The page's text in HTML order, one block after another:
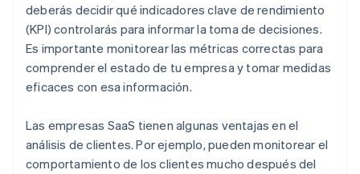
deberás decidir qué indicadores clave de rendimiento
(KPI) controlarás para informar la toma de decisiones.
Es importante monitorear las métricas correctas para
comprender el estado de tu empresa y tomar medidas
eficaces con esa información.
Las empresas SaaS tienen algunas ventajas en el
análisis de clientes. Por ejemplo, pueden monitorear el
comportamiento de los clientes mucho después del